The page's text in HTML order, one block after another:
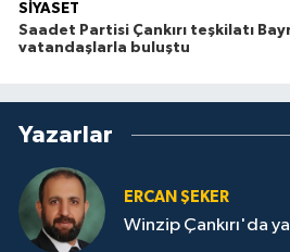
SİYASET
Saadet Partisi Çankırı teşkilatı
vatandaşlarla buluştu
Yazarlar
ERCAN ŞEKER
Winzip Çankırı'da